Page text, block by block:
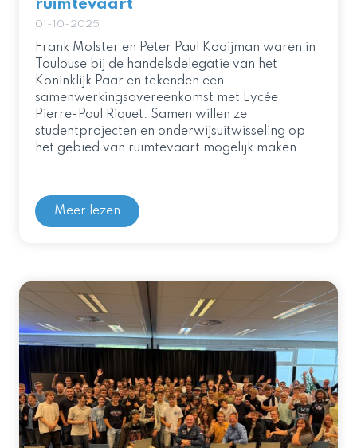
ruimtevaart
01-10-2025
Frank Molster en Peter Paul Kooijman waren in
Toulouse bij de handelsdelegatie van het
Koninklijk Paar en tekenden een
samenwerkingsovereenkomst met Lycée
Pierre-Paul Riquet. Samen willen ze
studentprojecten en onderwijsuitwisseling op
het gebied van ruimtevaart mogelijk maken.
Meer lezen